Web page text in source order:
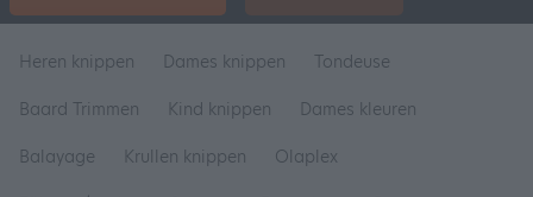
Heren knippen Dames knippen
Tondeuse
Baard Trimmen
Kind knippen
Dames kleuren
Balayage
Krullen knippen
Olaplex